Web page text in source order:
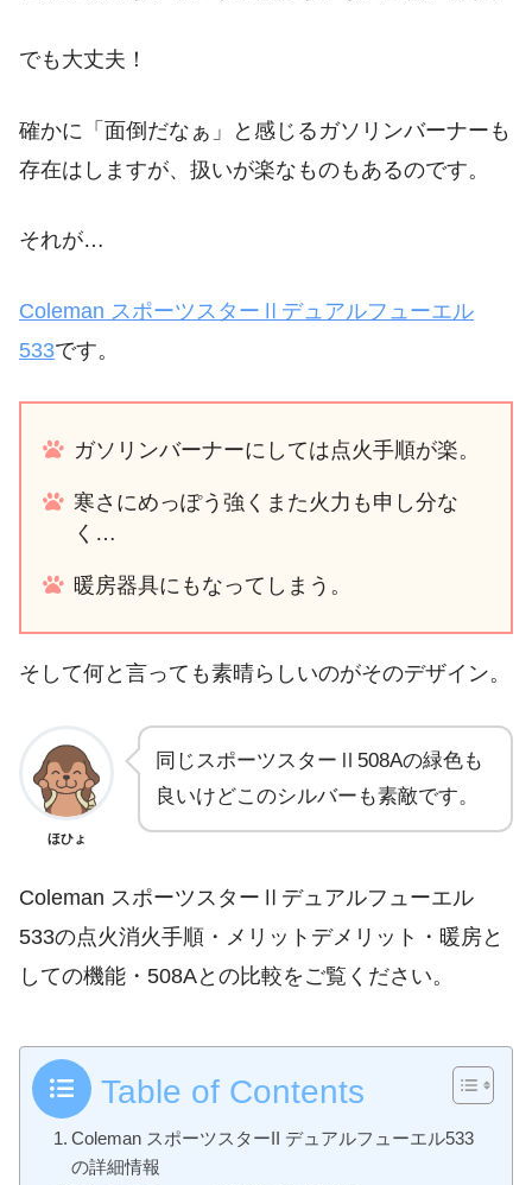
でも大丈夫！
確かに「面倒だなぁ」と感じるガソリンバーナーも
存在はしますが、扱いが楽なものもあるのです。
それが…
Coleman スポーツスターⅡデュアルフューエル
533です。
ガソリンバーナーにしては点火手順が楽。
寒さにめっぽう強くまた火力も申し分な
く…
暖房器具にもなってしまう。
そして何と言っても素晴らしいのがそのデザイン。
ほひょ
同じスポーツスターⅡ508Aの緑色も
良いけどこのシルバーも素敵です。
Coleman スポーツスターⅡデュアルフューエル
533の点火消火手順・メリットデメリット・暖房と
しての機能・508Aとの比較をご覧ください。
Table of Contents
Coleman スポーツスターII デュアルフューエル533
の詳細情報